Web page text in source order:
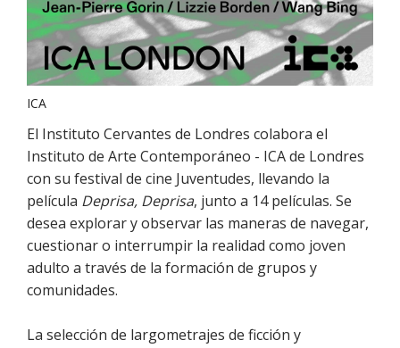
ICA
El Instituto Cervantes de Londres colabora el
Instituto de Arte Contemporáneo - ICA de Londres
con su festival de cine Juventudes, llevando la
película Deprisa, Deprisa, junto a 14 películas. Se
desea explorar y observar las maneras de navegar,
cuestionar o interrumpir la realidad como joven
adulto a través de la formación de grupos y
comunidades.
La selección de largometrajes de ficción y